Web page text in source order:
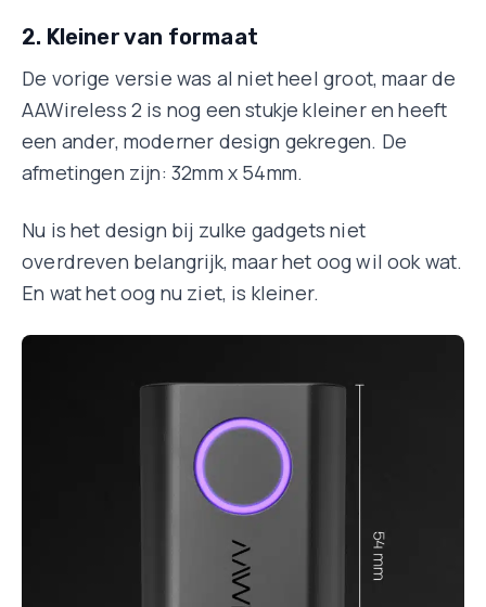
2. Kleiner van formaat
De vorige versie was al niet heel groot, maar de
AAWireless 2 is nog een stukje kleiner en heeft
een ander, moderner design gekregen. De
afmetingen zijn: 32mm x 54mm.
Nu is het design bij zulke gadgets niet
overdreven belangrijk, maar het oog wil ook wat.
En wat het oog nu ziet, is kleiner.